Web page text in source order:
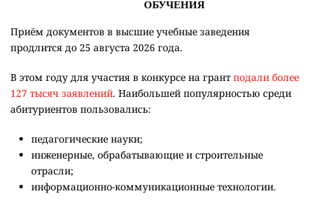
Приём документов в высшие учебные заведения
продлится до 25 августа 2026 года.
В этом году для участия в конкурсе на грант подали более
127 тысяч заявлений. Наибольшей популярностью среди
абитуриентов пользовались:
педагогические науки;
инженерные, обрабатывающие и строительные
отрасли;
информационно-коммуникационные технологии.